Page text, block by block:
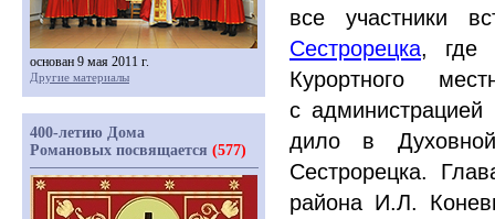
все участники
Сестрорецка, где
Курортного
с
дило в
Сестрорецка.
района И.Л.
основан 9 мая 2011 г.
Другие материалы
400-летию Дома
Романовых посвящается (577)